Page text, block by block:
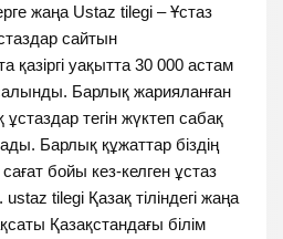
жаңа Ustaz tilegi – Ұстаз
сайтын
уақытта 30 000 астам
Барлық жарияланған
тегін жүктеп сабақ
Барлық құжаттар біздің
бойы кез-келген ұстаз
tilegi Қазақ тіліндегі жаңа
Қазақстандағы білім